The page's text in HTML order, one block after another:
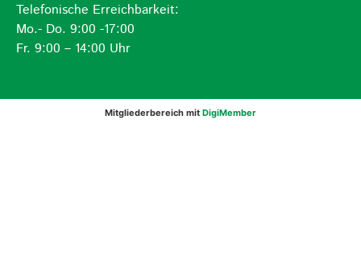
Telefonische Erreichbarkeit:
Mo.- Do. 9:00 -17:00
Fr. 9:00 – 14:00 Uhr
Mitgliederbereich mit DigiMember